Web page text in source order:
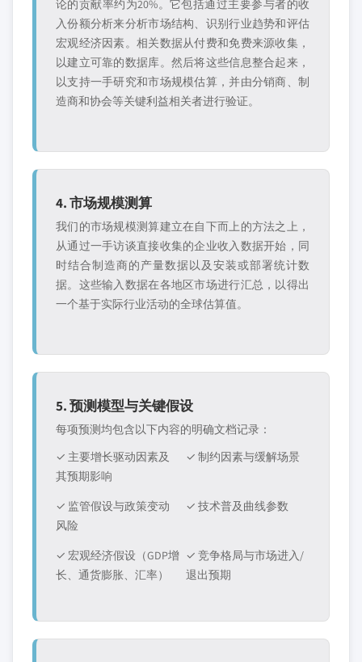
论的贡献率约为20%。它包括通过主要参与者的收
入份额分析来分析市场结构、识别行业趋势和评估
宏观经济因素。相关数据从付费和免费来源收集，
以建立可靠的数据库。然后将这些信息整合起来，
以支持一手研究和市场规模估算，并由分销商、制
造商和协会等关键利益相关者进行验证。
4. 市场规模测算
我们的市场规模测算建立在自下而上的方法之上，
从通过一手访谈直接收集的企业收入数据开始，同
时结合制造商的产量数据以及安装或部署统计数
据。这些输入数据在各地区市场进行汇总，以得出
一个基于实际行业活动的全球估算值。
5. 预测模型与关键假设
每项预测均包含以下内容的明确文档记录：
✓ 主要增长驱动因素及
其预期影响
✓ 制约因素与缓解场景
✓ 监管假设与政策变动
风险
✓ 技术普及曲线参数
✓ 宏观经济假设（GDP增
长、通货膨胀、汇率）
✓ 竞争格局与市场进入/
退出预期